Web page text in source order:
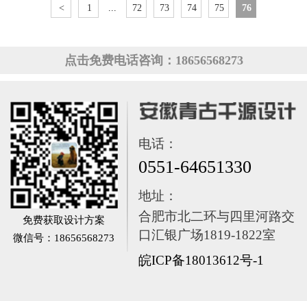
< 1 72 73 74 75 76
点击免费电话咨询：18656568273
免费获取设计方案
微信号：18656568273
电话：
0551-64651330
地址：
合肥市北二环与四里河路交
口汇银广场1819-1822室
皖ICP备18013612号-1